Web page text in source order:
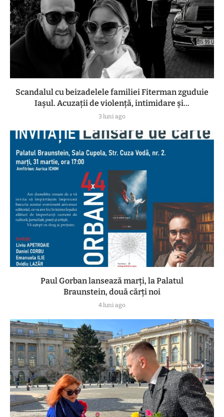
Scandalul cu beizadelele familiei Fiterman zguduie
Iașul. Acuzații de violență, intimidare și...
3 luni ago
Paul Gorban lansează marți, la Palatul
Braunstein, două cărți noi
4 luni ago